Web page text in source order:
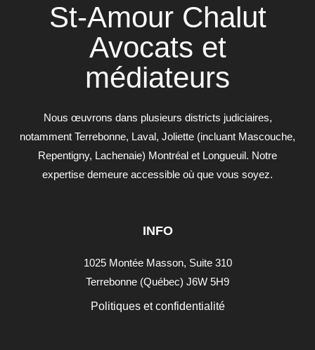
St-Amour Chalut
Avocats et
médiateurs
Nous œuvrons dans plusieurs districts judiciaires,
notamment Terrebonne, Laval, Joliette (incluant Mascouche,
Repentigny, Lachenaie) Montréal et Longueuil. Notre
expertise demeure accessible où que vous soyez.
INFO
1025 Montée Masson, Suite 310
Terrebonne (Québec) J6W 5H9
Politiques et confidentialité